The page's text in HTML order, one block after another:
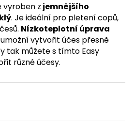
vyroben z jemnějšího
. Je ideální pro pletení copů,
Nízkoteplotní úprava
vytvořit účes přesně
tak můžete s tímto Easy
různé účesy.
HLEDAT